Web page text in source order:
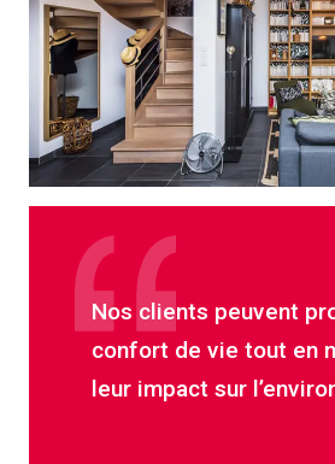
Nos clients peuvent
confort de vie tout en
leur impact sur